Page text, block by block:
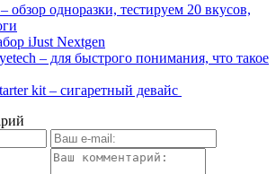
обзор одноразки, тестируем 20 вкусов,
iJust Nextgen
– для быстрого понимания, что такое
kit – сигаретный девайс